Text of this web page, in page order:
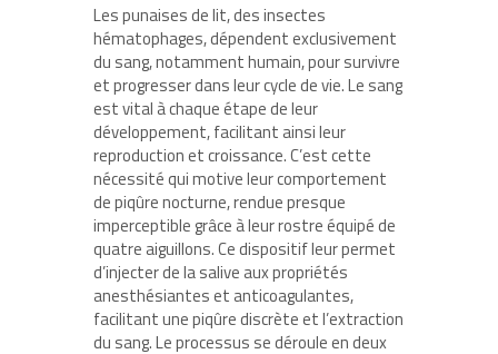
Les punaises de lit, des insectes
hématophages, dépendent exclusivement
du sang, notamment humain, pour survivre
et progresser dans leur cycle de vie. Le sang
est vital à chaque étape de leur
développement, facilitant ainsi leur
reproduction et croissance. C’est cette
nécessité qui motive leur comportement
de piqûre nocturne, rendue presque
imperceptible grâce à leur rostre équipé de
quatre aiguillons. Ce dispositif leur permet
d’injecter de la salive aux propriétés
anesthésiantes et anticoagulantes,
facilitant une piqûre discrète et l’extraction
du sang. Le processus se déroule en deux